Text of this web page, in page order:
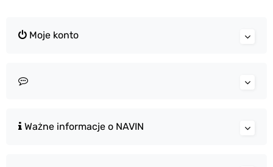
Moje konto
Ważne informacje o NAVIN